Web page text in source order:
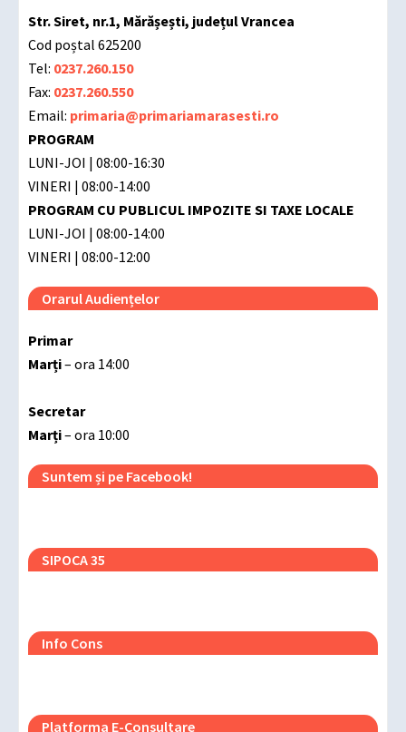
Str. Siret, nr.1, Mărășești, județul Vrancea
Cod poștal 625200
Tel: 0237.260.150
Fax: 0237.260.550
Email: primaria@primariamarasesti.ro
PROGRAM
LUNI-JOI | 08:00-16:30
VINERI | 08:00-14:00
PROGRAM CU PUBLICUL IMPOZITE SI TAXE LOCALE
LUNI-JOI | 08:00-14:00
VINERI | 08:00-12:00
Orarul Audiențelor
Primar
Marți– ora 14:00
Secretar
Marți– ora 10:00
Suntem și pe Facebook!
SIPOCA 35
Info Cons
Platforma E-Consultare